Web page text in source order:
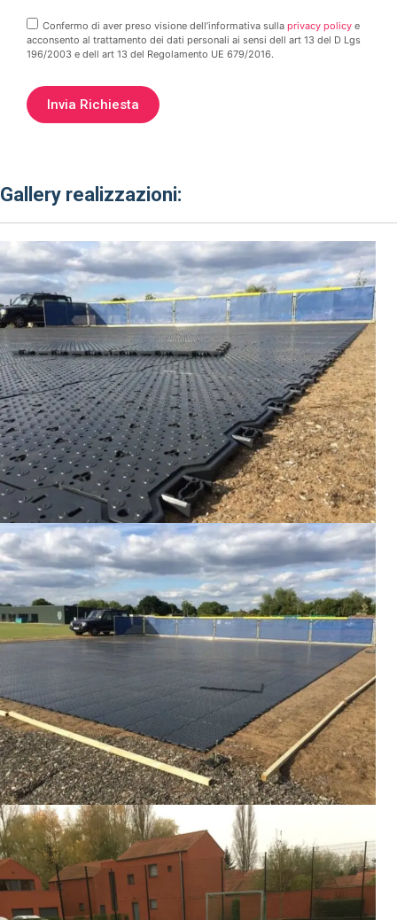
Confermo di aver preso visione dell’informativa sulla privacy policy e
acconsento al trattamento dei dati personali ai sensi dell art 13 del D Lgs
196/2003 e dell art 13 del Regolamento UE 679/2016.
Gallery realizzazioni: